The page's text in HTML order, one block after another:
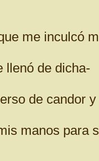
me inculcó
llenó de dicha-
de candor
manos para